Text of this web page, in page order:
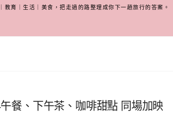
教育｜生活｜美食，把走過的路整理成你下一趟旅行的答案。
餐、下午茶、咖啡甜點 同場加映